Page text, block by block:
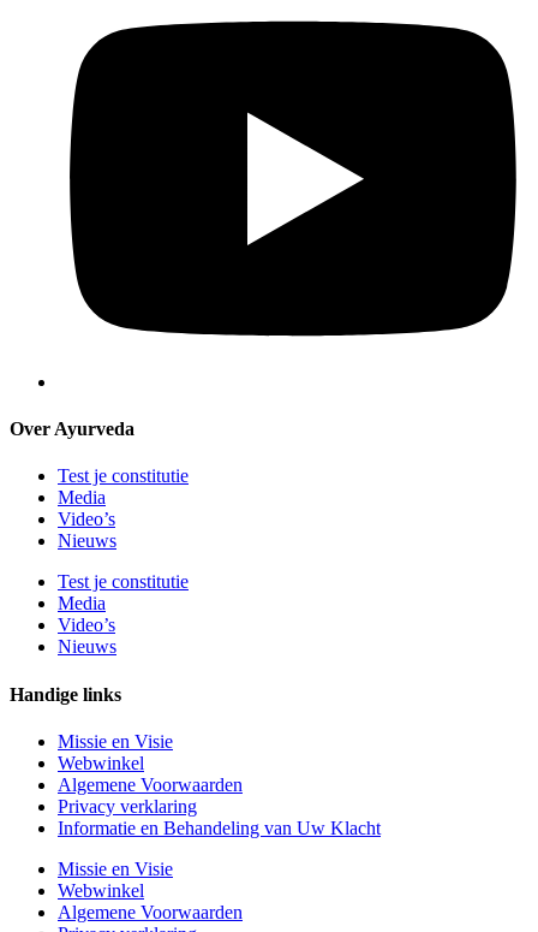
Over Ayurveda
Test je constitutie
Media
Video’s
Nieuws
Test je constitutie
Media
Video’s
Nieuws
Handige links
Missie en Visie
Webwinkel
Algemene Voorwaarden
Privacy verklaring
Informatie en Behandeling van Uw Klacht
Missie en Visie
Webwinkel
Algemene Voorwaarden